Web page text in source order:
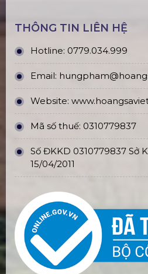
THÔNG TIN LIÊN HỆ
Hotline: 0779.034.999
Email:
Website:
Mã số thuế: 0310779837
Số ĐKKD 0310779837 Sở
15/04/2011